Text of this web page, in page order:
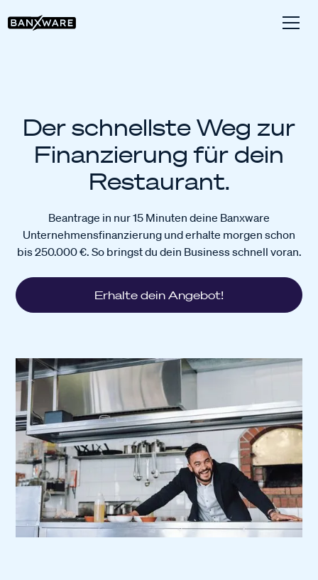
Der schnellste Weg zur
Finanzierung für dein
Restaurant.
Beantrage in nur 15 Minuten deine Banxware
Unternehmensfinanzierung und erhalte morgen schon
bis 250.000 €. So bringst du dein Business schnell voran.
Erhalte dein Angebot!